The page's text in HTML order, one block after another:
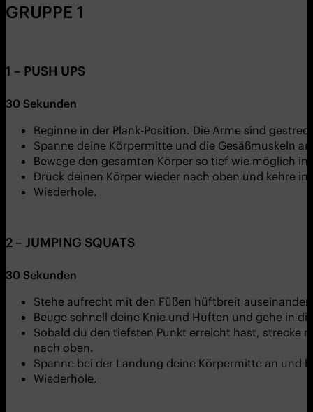
GRUPPE 1
1 – PUSH UPS
30 Sekunden
Beginne in der Plank-Position. Die Arme sind
Spanne deine Körpermitte und die Gesäßmuskeln
Bewege den gesamten Körper so tief wie möglich
Drück deinen Körper wieder nach oben und kehre
Wiederhole.
2 – JUMPING SQUATS
30 Sekunden
Stehe aufrecht mit den Füßen hüftbreit
Beuge schnell deine Knie und Hüften und gehe in
Sobald du den tiefsten Punkt erreicht hast, strecke
nach oben.
Spanne bei der Landung deine Körpermitte an und
Wiederhole.